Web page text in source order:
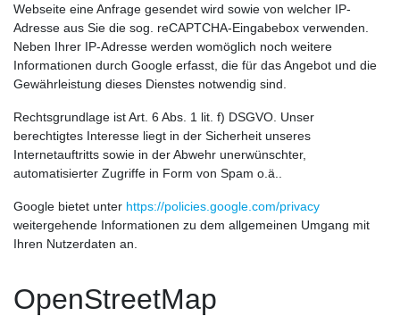
Webseite eine Anfrage gesendet wird sowie von welcher IP-
Adresse aus Sie die sog. reCAPTCHA-Eingabebox verwenden.
Neben Ihrer IP-Adresse werden womöglich noch weitere
Informationen durch Google erfasst, die für das Angebot und die
Gewährleistung dieses Dienstes notwendig sind.
Rechtsgrundlage ist Art. 6 Abs. 1 lit. f) DSGVO. Unser
berechtigtes Interesse liegt in der Sicherheit unseres
Internetauftritts sowie in der Abwehr unerwünschter,
automatisierter Zugriffe in Form von Spam o.ä..
Google bietet unter https://policies.google.com/privacy
weitergehende Informationen zu dem allgemeinen Umgang mit
Ihren Nutzerdaten an.
OpenStreetMap